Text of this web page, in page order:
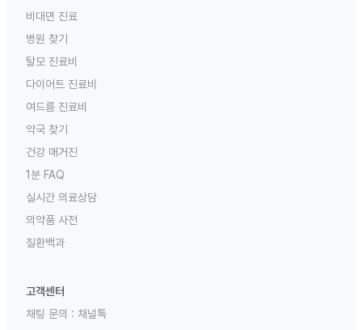
비대면 진료
병원 찾기
탈모 진료비
다이어트 진료비
여드름 진료비
약국 찾기
건강 매거진
1분 FAQ
실시간 의료상담
의약품 사전
질환백과
고객센터
채팅 문의 : 채널톡